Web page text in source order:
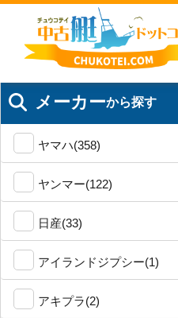
メーカーから探す
ヤマハ(358)
ヤンマー(122)
日産(33)
アイランドジプシー(1)
アキプラ(2)